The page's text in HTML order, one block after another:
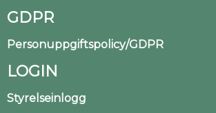
GDPR
Personuppgiftspolicy/GDPR
LOGIN
Styrelseinlogg